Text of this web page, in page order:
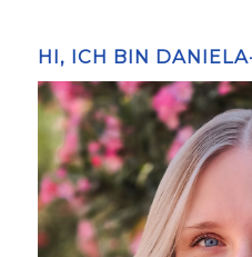
HI, ICH BIN